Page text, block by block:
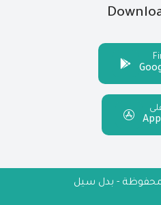
- بدل سيل